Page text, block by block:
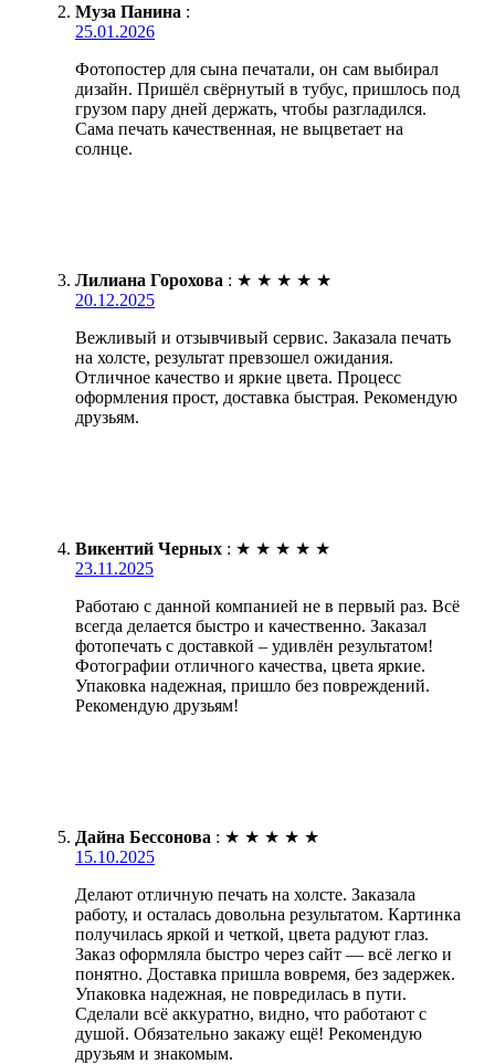
Муза Панина :
25.01.2026
Фотопостер для сына печатали, он сам выбирал
дизайн. Пришёл свёрнутый в тубус, пришлось под
грузом пару дней держать, чтобы разгладился.
Сама печать качественная, не выцветает на
солнце.
Лилиана Горохова : ★ ★ ★ ★ ★
20.12.2025
Вежливый и отзывчивый сервис. Заказала печать
на холсте, результат превзошел ожидания.
Отличное качество и яркие цвета. Процесс
оформления прост, доставка быстрая. Рекомендую
друзьям.
Викентий Черных : ★ ★ ★ ★ ★
23.11.2025
Работаю с данной компанией не в первый раз. Всё
всегда делается быстро и качественно. Заказал
фотопечать с доставкой – удивлён результатом!
Фотографии отличного качества, цвета яркие.
Упаковка надежная, пришло без повреждений.
Рекомендую друзьям!
Дайна Бессонова : ★ ★ ★ ★ ★
15.10.2025
Делают отличную печать на холсте. Заказала
работу, и осталась довольна результатом. Картинка
получилась яркой и четкой, цвета радуют глаз.
Заказ оформляла быстро через сайт — всё легко и
понятно. Доставка пришла вовремя, без задержек.
Упаковка надежная, не повредилась в пути.
Сделали всё аккуратно, видно, что работают с
душой. Обязательно закажу ещё! Рекомендую
друзьям и знакомым.